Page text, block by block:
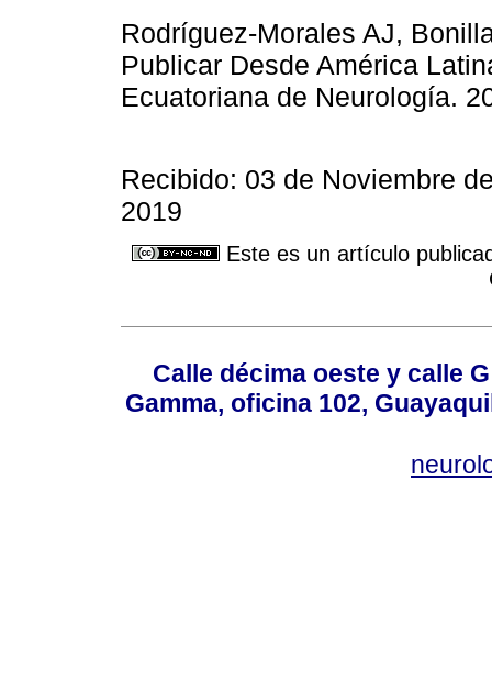
Rodríguez-Morales AJ,
Publicar Desde América
Ecuatoriana de Neurología.
Recibido: 03 de Noviembre
2019
Este es un artículo
Calle décima oeste y calle
Gamma, oficina 102,